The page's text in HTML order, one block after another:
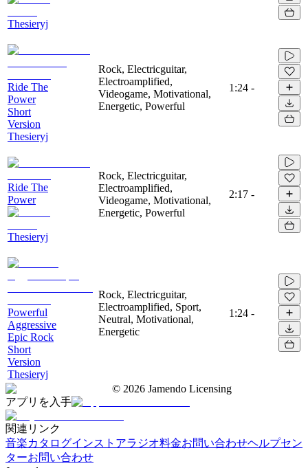
Thesieryj
Ride The
Power
Short
Version
Thesieryj
Rock, Electricguitar,
Electroamplified,
Videogame, Motivational,
Energetic, Powerful
1:24 -
Ride The
Power
Thesieryj
Rock, Electricguitar,
Electroamplified,
Videogame, Motivational,
Energetic, Powerful
2:17 -
Powerful
Aggressive
Epic Rock
Short
Version
Thesieryj
Rock, Electricguitar,
Electroamplified, Sport,
Neutral, Motivational,
Energetic
1:24 -
© 2026 Jamendo Licensing
アプリを入手
関連リンク
音楽カタログインストアラジオ料金お問い合わせヘルプセン
ターお問い合わせ